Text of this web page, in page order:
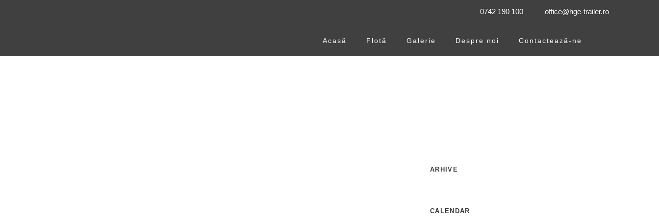
0742 190 100 office@hge-trailer.ro
Acasă Flotă Galerie Despre noi Contactează-ne
ARHIVE
CALENDAR